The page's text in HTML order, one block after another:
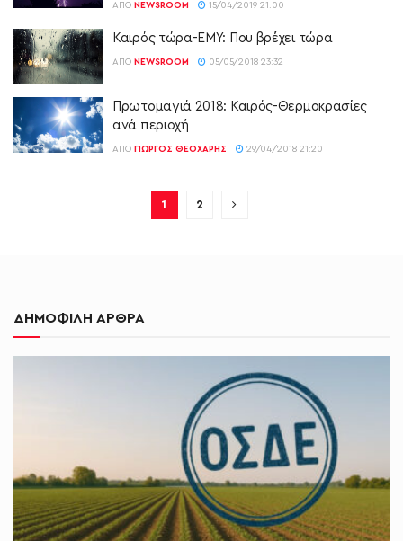
ΑΠΌ NEWSROOM 15/04/2019 21:00
Καιρός τώρα-ΕΜΥ: Που βρέχει τώρα
ΑΠΌ NEWSROOM 05/05/2018 23:32
Πρωτομαγιά 2018: Καιρός-Θερμοκρασίες
ανά περιοχή
ΑΠΌ ΓΙΏΡΓΟΣ ΘΕΟΧΆΡΗΣ 29/04/2018 21:20
1 2
ΔΗΜΟΦΙΛΗ ΑΡΘΡΑ